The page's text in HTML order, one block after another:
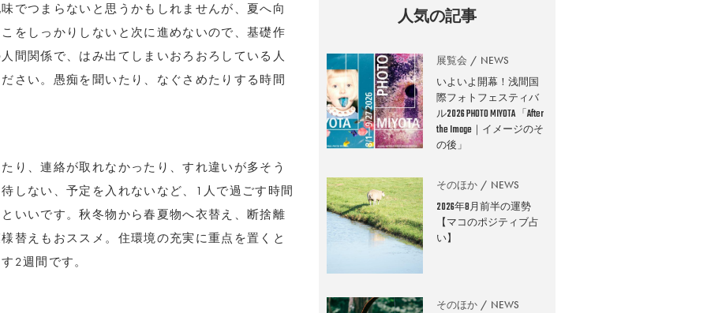
でつまらないと思うかもしれませんが、夏へ向
をしっかりしないと次に進めないので、基礎作
間関係で、はみ出てしまいおろおろしている人
さい。愚痴を聞いたり、なぐさめたりする時間
り、連絡が取れなかったり、すれ違いが多そう
しない、予定を入れないなど、1人で過ごす時間
いいです。秋冬物から春夏物へ衣替え、断捨離
替えもおススメ。住環境の充実に重点を置くと
2週間です。
人気の記事
展覧会 NEWS
いよいよ開幕！浅間国
際フォトフェスティバ
ル2026 PHOTO MIYOTA 「After
the Image｜イメージのそ
の後」
そのほか NEWS
2026年8月前半の運勢
【マコのポジティブ占
い】
そのほか NEWS